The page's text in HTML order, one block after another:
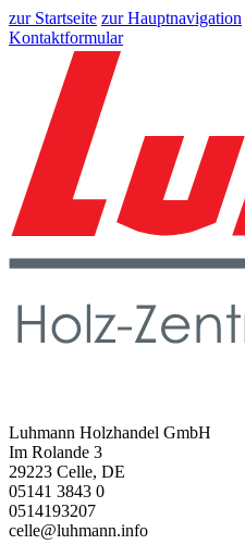
zur Startseite zur Hauptnavigation
Kontaktformular
Luhmann Holzhandel GmbH
Im Rolande 3
29223 Celle, DE
05141 3843 0
0514193207
celle@luhmann.info